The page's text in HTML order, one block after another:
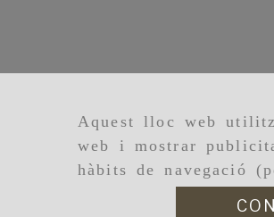
Aquest lloc web
web i mostrar
hàbits de navegació